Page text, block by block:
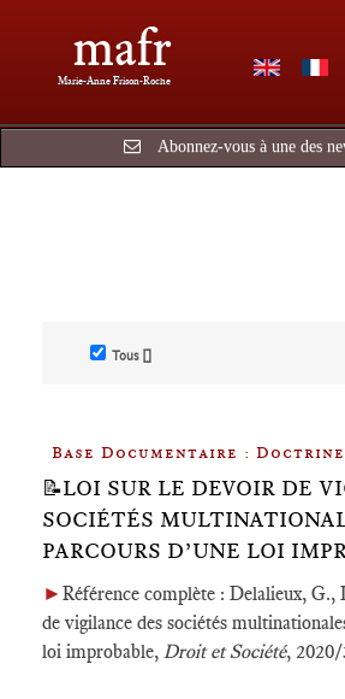
mafr
Marie-Anne Frison-Roche
Abonnez-vous à une des
Tous []
Base Documentaire : Doctrine
📝LOI SUR LE DEVOIR DE
SOCIÉTÉS
PARCOURS D’UNE LOI
► Référence complète : Delalieux,
de vigilance des sociétés
loi improbable, Droit et Société, 2020/